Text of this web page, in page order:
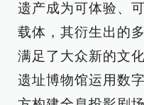
遗产成为可体验、
载体，其衍生出的
满足了大众新的文
遗址博物馆运用数